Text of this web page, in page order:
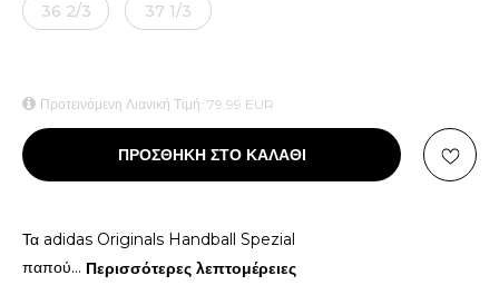
36 2/3 37 1/3
Προτεινόμενη Λιανική Τιμή: 79,99 EUR
ΠΡΟΣΘΗΚΗ ΣΤΟ ΚΑΛΑΘΙ
Τα adidas Originals Handball Spezial
παπού... Περισσότερες λεπτομέρειες